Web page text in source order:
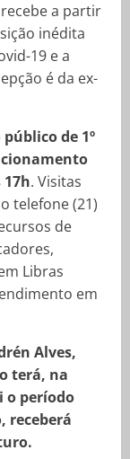
a partir
inédita
19 e a
é da ex-
de 1º
17h. Visitas
telefone (21)
de
Libras
em
Alves,
terá, na
o período
receberá